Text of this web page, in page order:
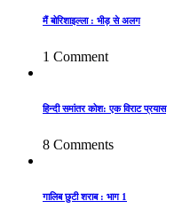
मैं बोरिशाइल्ला : भीड़ से अलग
1 Comment
हिन्दी समांतर कोश: एक विराट प्रयास
8 Comments
गालिब छुटी शराब : भाग 1